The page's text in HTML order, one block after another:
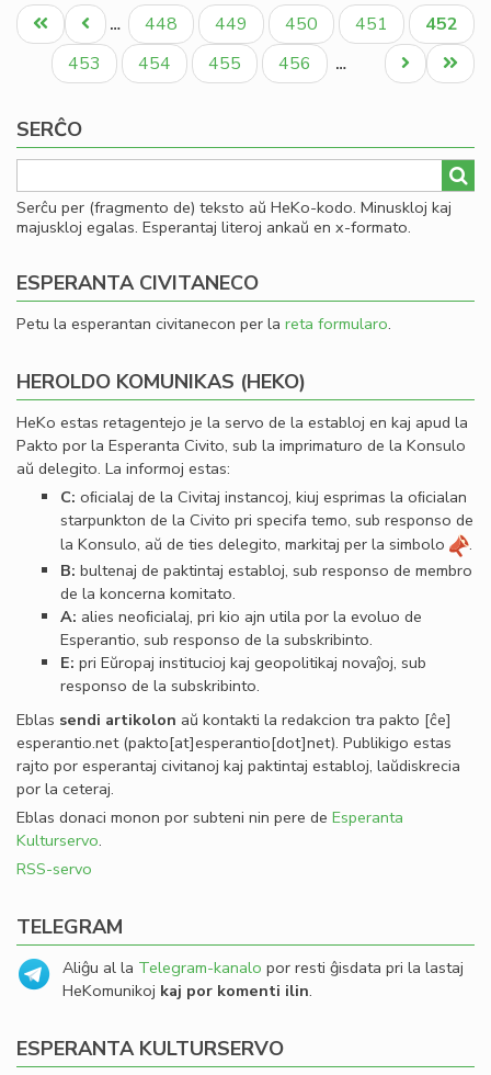
la
Pagination
Unua
paĝo
Antaŭa
paĝo
… Paĝo
448 Paĝo
449 Paĝo
450 Paĝo
451
Aktuala
paĝo
452
Paĝo
453 Paĝo
454 Paĝo
455 Paĝo
456 …
Last
page
Next
page
SERĈO
Serĉu per (fragmento de) teksto aŭ HeKo-kodo. Minuskloj kaj
majuskloj egalas. Esperantaj literoj ankaŭ en x-formato.
ESPERANTA CIVITANECO
Petu la esperantan civitanecon per la reta formularo.
HEROLDO KOMUNIKAS (HEKO)
HeKo estas retagentejo je la servo de la establoj en kaj apud la
Pakto por la Esperanta Civito, sub la imprimaturo de la Konsulo
aŭ delegito. La informoj estas:
C: oﬁcialaj de la Civitaj instancoj, kiuj esprimas la oﬁcialan
starpunkton de la Civito pri specifa temo, sub responso de
la Konsulo, aŭ de ties delegito, markitaj per la simbolo
.
B: bultenaj de paktintaj establoj, sub responso de membro
de la koncerna komitato.
A: alies neoﬁcialaj, pri kio ajn utila por la evoluo de
Esperantio, sub responso de la subskribinto.
E: pri Eŭropaj institucioj kaj geopolitikaj novaĵoj, sub
responso de la subskribinto.
Eblas sendi artikolon aŭ kontakti la redakcion tra pakto [ĉe]
esperantio.net(pakto[at]esperantio[dot]net). Publikigo estas
rajto por esperantaj civitanoj kaj paktintaj establoj, laŭdiskrecia
por la ceteraj.
Eblas donaci monon por subteni nin pere de Esperanta
Kulturservo.
RSS-servo
TELEGRAM
Aliĝu al la Telegram-kanalo por resti ĝisdata pri la lastaj
HeKomunikoj kaj por komenti ilin.
ESPERANTA KULTURSERVO